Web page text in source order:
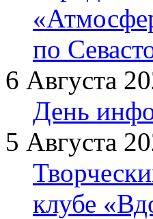
по
6 Августа
День
5 Августа
клубе